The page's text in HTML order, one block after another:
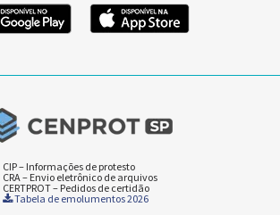
CIP – Informações de protesto
CRA – Envio eletrônico de arquivos
CERTPROT – Pedidos de certidão
Tabela de emolumentos 2026